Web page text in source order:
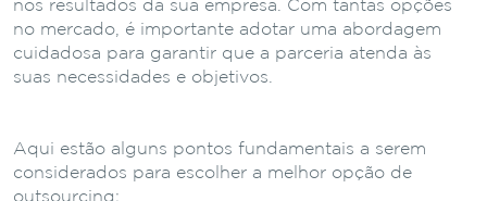
nos resultados da sua empresa. Com tantas opções
no mercado, é importante adotar uma abordagem
cuidadosa para garantir que a parceria atenda às
suas necessidades e objetivos.
Aqui estão alguns pontos fundamentais a serem
considerados para escolher a melhor opção de
outsourcing: